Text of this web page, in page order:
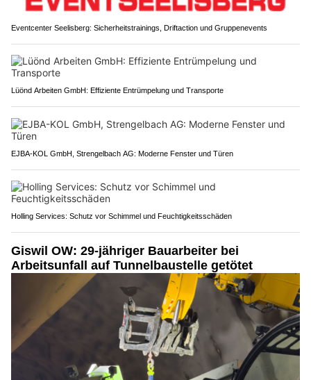
Eventcenter Seelisberg: Sicherheitstrainings, Driftaction und Gruppenevents
Lüönd Arbeiten GmbH: Effiziente Entrümpelung und Transporte
EJBA-KOL GmbH, Strengelbach AG: Moderne Fenster und Türen
Holling Services: Schutz vor Schimmel und Feuchtigkeitsschäden
Giswil OW: 29-jähriger Bauarbeiter bei
Arbeitsunfall auf Tunnelbaustelle getötet